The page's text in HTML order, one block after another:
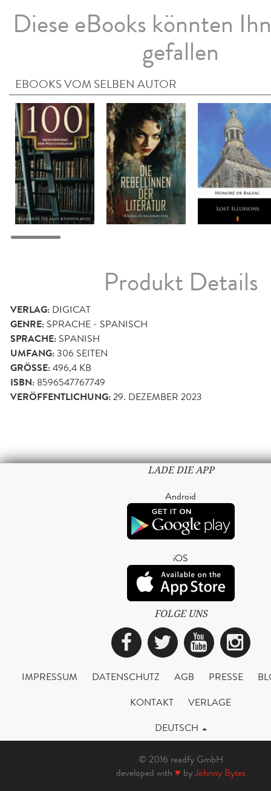
Diese eBooks könnten
gefallen
EBOOKS VOM SELBEN AUTOR
Produkt Details
VERLAG: DIGICAT
GENRE: SPRACHE - SPANISCH
SPRACHE: SPANISH
UMFANG:306 SEITEN
GRÖSSE: 496,4 KB
ISBN: 8596547767749
VERÖFFENTLICHUNG:29. DEZEMBER 2023
LADE DIE APP
Android
iOS
FOLGE UNS
Facebook
Twitter
IMPRESSUM DATENSCHUTZ AGB PRESSE
KONTAKT
VERLAGE
DEUTSCH
© 2016 readfy GmbH
developed with ♥ byJohnny Bytes